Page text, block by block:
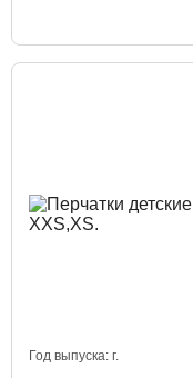
Год выпуска: г.